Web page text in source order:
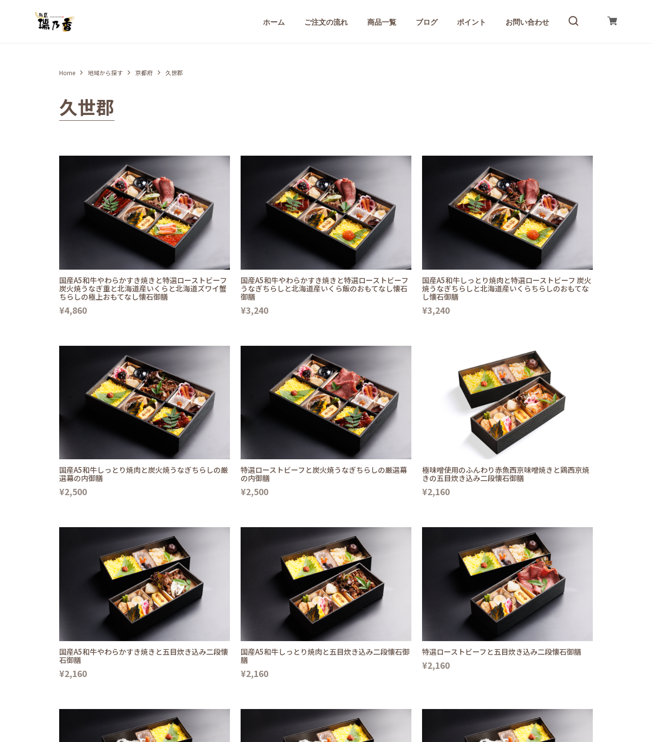
ホーム ご注文の流れ 商品一覧 ブログ ポイント お問い合わせ
Home 地域から探す 京都府 久世郡
久世郡
国産A5和牛やわらかすき焼きと特選ローストビーフ
炭火焼うなぎ重と北海道産いくらと北海道ズワイ蟹
ちらしの極上おもてなし懐石御膳
¥4,860
国産A5和牛やわらかすき焼きと特選ローストビーフ
うなぎちらしと北海道産いくら飯のおもてなし懐石
御膳
¥3,240
国産A5和牛しっとり焼肉と特選ローストビーフ 炭火
焼うなぎちらしと北海道産いくらちらしのおもてな
し懐石御膳
¥3,240
国産A5和牛しっとり焼肉と炭火焼うなぎちらしの厳
選幕の内御膳
¥2,500
特選ローストビーフと炭火焼うなぎちらしの厳選幕
の内御膳
¥2,500
極味噌使用のふんわり赤魚西京味噌焼きと鶏西京焼
きの五目炊き込み二段懐石御膳
¥2,160
国産A5和牛やわらかすき焼きと五目炊き込み二段懐
石御膳
¥2,160
国産A5和牛しっとり焼肉と五目炊き込み二段懐石御
膳
¥2,160
特選ローストビーフと五目炊き込み二段懐石御膳
¥2,160